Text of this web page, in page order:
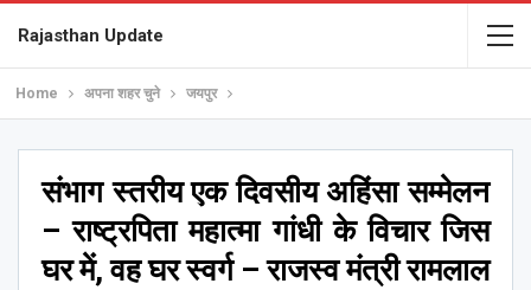
Rajasthan Update
Home अपना शहर चुने जयपुर
संभाग स्तरीय एक दिवसीय अहिंसा सम्मेलन
– राष्ट्रपिता महात्मा गांधी के विचार जिस
घर में, वह घर स्वर्ग – राजस्व मंत्री रामलाल